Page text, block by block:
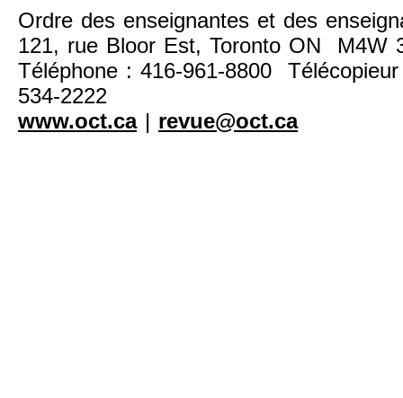
Ordre des enseignantes et des
121, rue Bloor Est, Toronto ON M4W
Téléphone : 416-961-8800
534-2222
www.oct.ca| revue@oct.ca